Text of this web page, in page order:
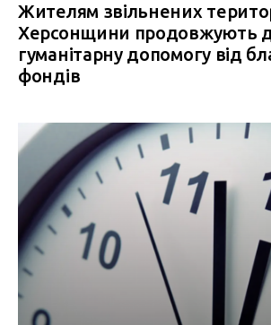
Жителям звільнених
Херсонщини продовжують
гуманітарну допомогу від
фондів